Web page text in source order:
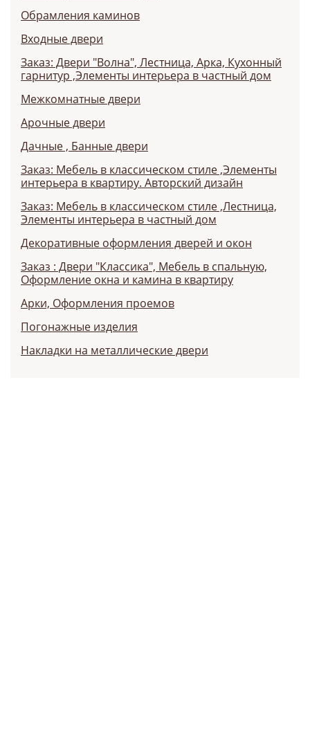
Обрамления каминов
Входные двери
Заказ: Двери "Волна", Лестница, Арка, Кухонный
гарнитур ,Элементы интерьера в частный дом
Межкомнатные двери
Арочные двери
Дачные , Банные двери
Заказ: Мебель в классическом стиле ,Элементы
интерьера в квартиру. Авторский дизайн
Заказ: Мебель в классическом стиле ,Лестница,
Элементы интерьера в частный дом
Декоративные оформления дверей и окон
Заказ : Двери "Классика", Мебель в спальную,
Оформление окна и камина в квартиру
Арки, Оформления проемов
Погонажные изделия
Накладки на металлические двери